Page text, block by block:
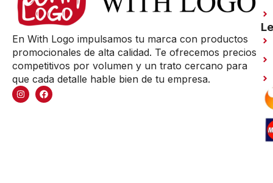
En With Logo impulsamos tu marca con productos
promocionales de alta calidad. Te ofrecemos precios
competitivos por volumen y un trato cercano para
que cada detalle hable bien de tu empresa.